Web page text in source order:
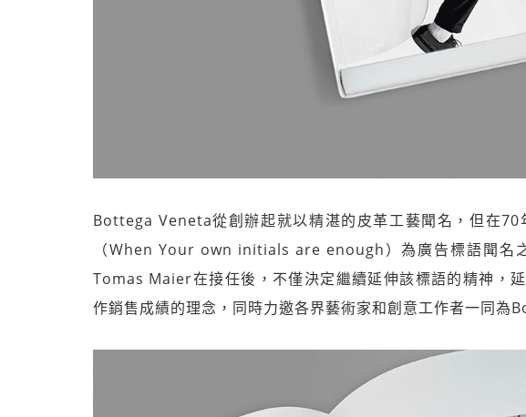
Bottega Veneta從創辦起就以精湛的皮革工藝聞名，但在70
（When Your own initials are enough）為廣告標語聞名
Tomas Maier在接任後，不僅決定繼續延伸該標語的精神，
作銷售成績的理念，同時力邀各界藝術家和創意工作者一同為